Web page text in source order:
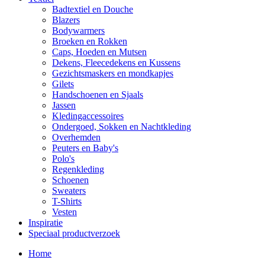
Badtextiel en Douche
Blazers
Bodywarmers
Broeken en Rokken
Caps, Hoeden en Mutsen
Dekens, Fleecedekens en Kussens
Gezichtsmaskers en mondkapjes
Gilets
Handschoenen en Sjaals
Jassen
Kledingaccessoires
Ondergoed, Sokken en Nachtkleding
Overhemden
Peuters en Baby's
Polo's
Regenkleding
Schoenen
Sweaters
T-Shirts
Vesten
Inspiratie
Speciaal productverzoek
Home